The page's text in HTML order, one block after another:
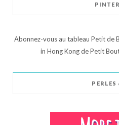
Abonnez-vous au tableau Petit de
in Hong Kong de Petit
PERLES